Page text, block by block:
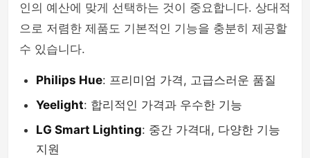
인의 예산에 맞게 선택하는 것이 중요합니다. 상대적
으로 저렴한 제품도 기본적인 기능을 충분히 제공할
수 있습니다.
Philips Hue: 프리미엄 가격, 고급스러운 품질
Yeelight: 합리적인 가격과 우수한 기능
LG Smart Lighting: 중간 가격대, 다양한 기능
지원